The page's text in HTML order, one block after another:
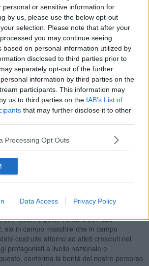
personal or sensitive information for
by us, please use the below opt-out
selection. Please note that after your
you may continue seeing
based on personal information utilized by
disclosed to third parties prior to
separately opt-out of the further
information by third parties on the
participants. This information may
us to third parties on the IAB’s List of
that may further disclose it to other
Processing Opt Outs
Data Access Privacy Policy
le mura di casa sarà la squadra femminile
ospiterà il Tc Cagliari sui campi di via
dunque avviare la seconda stagione in
maestri, atleti e famiglie del circolo. La
Bramanti, alternerà in campo Rachele
Matilde Mariani, Carlotta Melani, Gaia
la ceca Aneta Laboutkova e la
con un gruppo giovane ma competitivo dove
e talento casalingo vengono unite con
al percorso di crescita sportiva ai massimi
Una trasferta particolarmente impegnativa
Alessandro Caneschi avrà a disposizione
con Filippo Alberti, Stefano Baldoni,
Alessio Bulletti, Francesco Cartocci,
De Vizia, Andrea Pecorella e Federico
campionato - commenta il
italiani a poter vantare ben due
sia in campo maschile che in campo
costruite attorno ad atleti cresciuti nel
protagonisti a livello nazionale e
conferma la bontà del nostro percorso